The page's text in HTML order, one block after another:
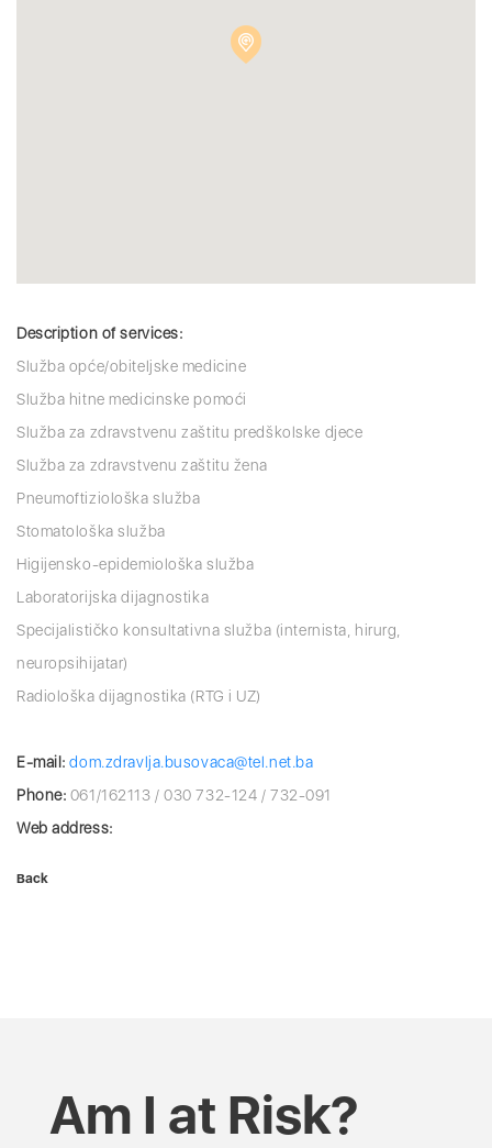
Description of services:
Služba opće/obiteljske medicine
Služba hitne medicinske pomoći
Služba za zdravstvenu zaštitu predškolske djece
Služba za zdravstvenu zaštitu žena
Pneumoftiziološka služba
Stomatološka služba
Higijensko-epidemiološka služba
Laboratorijska dijagnostika
Specijalističko konsultativna služba (internista, hirurg,
neuropsihijatar)
Radiološka dijagnostika (RTG i UZ)
E-mail: dom.zdravlja.busovaca@tel.net.ba
Phone: 061/162113 / 030 732-124 / 732-091
Web address:
Back
Am I at Risk?